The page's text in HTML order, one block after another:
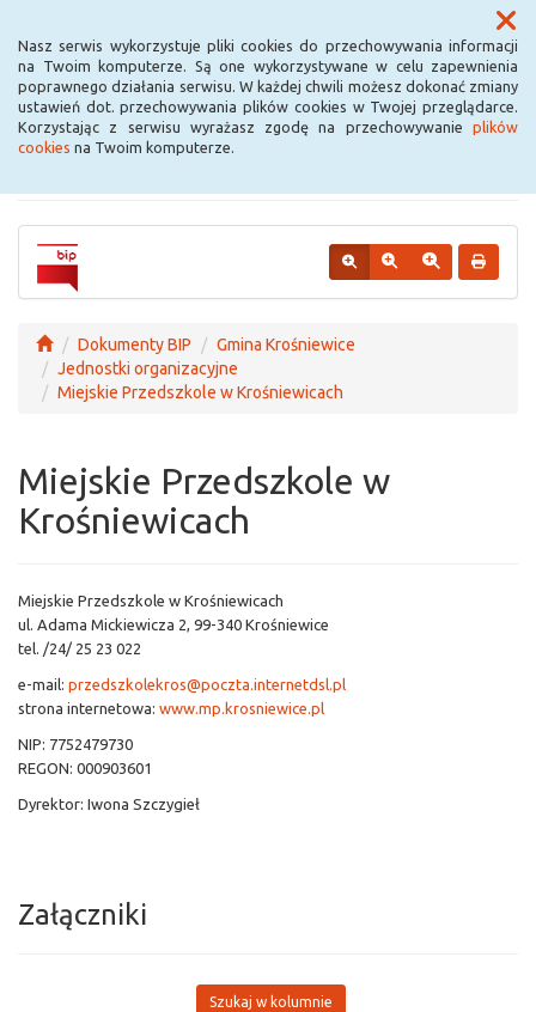
Nasz serwis wykorzystuje pliki cookies do przechowywania informacji
na Twoim komputerze. Są one wykorzystywane w celu zapewnienia
poprawnego działania serwisu. W każdej chwili możesz dokonać zmiany
ustawień dot. przechowywania plików cookies w Twojej przeglądarce.
Korzystając z serwisu wyrażasz zgodę na przechowywanie plików
cookies na Twoim komputerze.
Menu
Urząd Miejski w
Krośniewicach
Dokumenty BIP
Gmina Krośniewice
Jednostki organizacyjne
Miejskie Przedszkole w Krośniewicach
Miejskie Przedszkole w
Krośniewicach
Miejskie Przedszkole w Krośniewicach
ul. Adama Mickiewicza 2, 99-340 Krośniewice
tel. /24/ 25 23 022
e-mail: przedszkolekros@poczta.internetdsl.pl
strona internetowa: www.mp.krosniewice.pl
NIP: 7752479730
REGON: 000903601
Dyrektor: Iwona Szczygieł
Załączniki
Szukaj w kolumnie